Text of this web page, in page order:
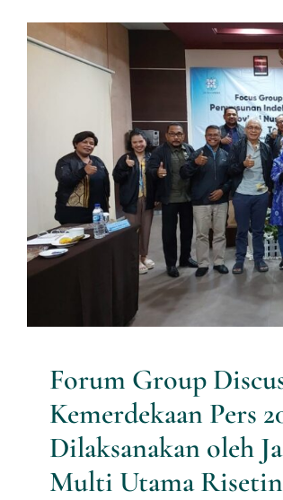
Forum Group
Pers 2024 di
Jasa Riset Survei
dan
Forum Group
Kemerdekaan Pers
Dilaksanakan oleh
Multi Utama